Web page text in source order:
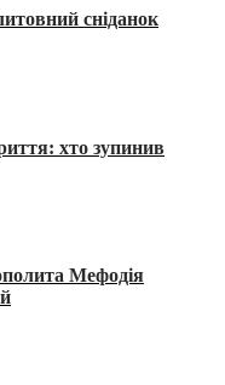
сніданок
хто зупинив
Мефодія